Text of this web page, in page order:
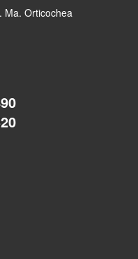
Ma. Orticochea